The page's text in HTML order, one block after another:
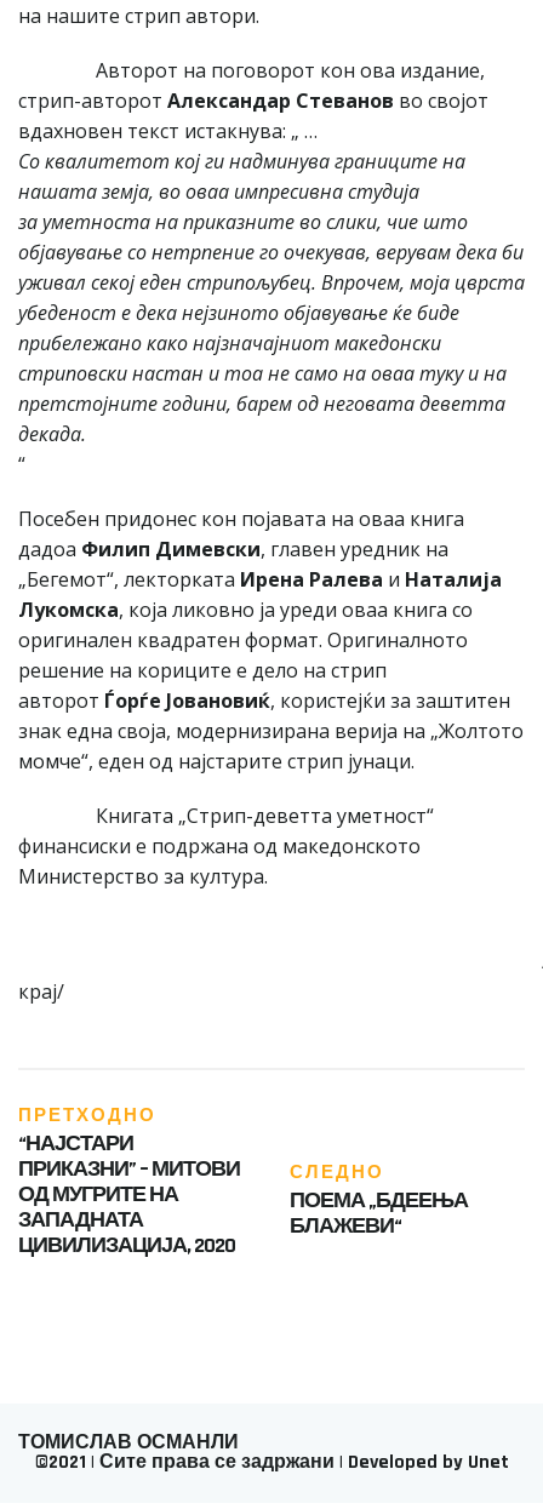
на нашите стрип автори.
Авторот на поговорот кон ова издание,
стрип-авторот Александар Стеванов во својот
вдахновен текст истакнува: „ …
Со квалитетот кој ги надминува границите на
нашата земја, во оваа импресивна студија
за уметноста на приказните во слики, чие што
објавување со нетрпение го очекував, верувам дека би
уживал секој еден стрипољубец. Впрочем, моја цврста
убеденост е дека нејзиното објавување ќе биде
прибележано како најзначајниот македонски
стриповски настан и тоа не само на оваа туку и на
претстојните години, барем од неговата деветта
декада.
“
Посебен придонес кон појавата на оваа книга
дадоа Филип Димевски, главен уредник на
„Бегемот“, лекторката Ирена Ралева и Наталија
Лукомска, која ликовно ја уреди оваа книга со
оригинален квадратен формат. Оригиналното
решение на кориците е дело на стрип
авторот Ѓорѓе Јовановиќ, користејќи за заштитен
знак една своја, модернизирана верија на „Жолтото
момче“, еден од најстарите стрип јунаци.
Книгата „Стрип-деветта уметност“
финансиски е подржана од македонското
Министерство за култура.
крај/
ПРЕТХОДНО
“НАЈСТАРИ
ПРИКАЗНИ” – МИТОВИ
ОД МУГРИТЕ НА
ЗАПАДНАТА
ЦИВИЛИЗАЦИЈА, 2020
СЛЕДНО
ПОЕМА „БДЕЕЊА
БЛАЖЕВИ“
ТОМИСЛАВ ОСМАНЛИ
©2021 | Сите права се задржани | Developed by Unet